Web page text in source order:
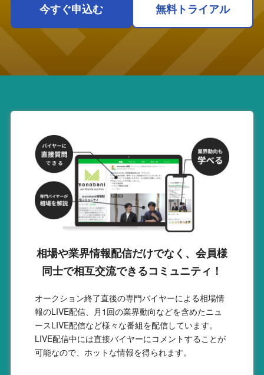
今すぐ申込む 無料トライアル
相場や業界情報配信だけでなく、会員様
同士で相互交流できるコミュニティ！
オークション終了直後の専門バイヤーによる相場情
報のLIVE配信、月1回の業界動向などを含めたニュ
ースLIVE配信など様々な番組を配信しています。
LIVE配信中には直接バイヤーにコメントすることが
可能なので、ホットな情報を得られます。